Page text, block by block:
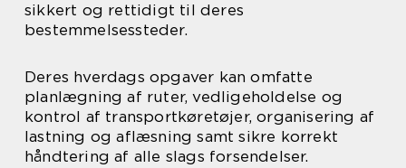
sikkert og rettidigt til deres
bestemmelsessteder.
Deres hverdags opgaver kan omfatte
planlægning af ruter, vedligeholdelse og
kontrol af transportkøretøjer, organisering af
lastning og aflæsning samt sikre korrekt
håndtering af alle slags forsendelser.